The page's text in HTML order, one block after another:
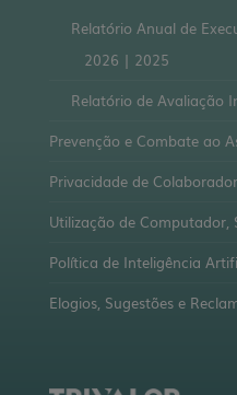
Relatório Anual de
2026 | 2025
Relatório de Avaliação
Prevenção e Combate ao
Privacidade de
Utilização de
Política de Inteligência
Elogios, Sugestões e